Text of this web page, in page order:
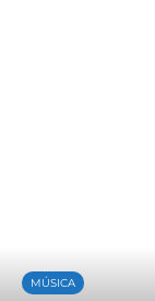
MÚSICA